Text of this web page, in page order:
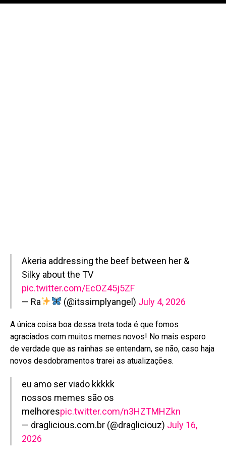
Akeria addressing the beef between her &
Silky about the TV
pic.twitter.com/EcOZ45j5ZF
— Ra
(@itssimplyangel) July 4, 2026
A única coisa boa dessa treta toda é que fomos
agraciados com muitos memes novos! No mais espero
de verdade que as rainhas se entendam, se não, caso haja
novos desdobramentos trarei as atualizações.
eu amo ser viado kkkkk
nossos memes são os
melhorespic.twitter.com/n3HZTMHZkn
— draglicious.com.br (@dragliciouz) July 16,
2026